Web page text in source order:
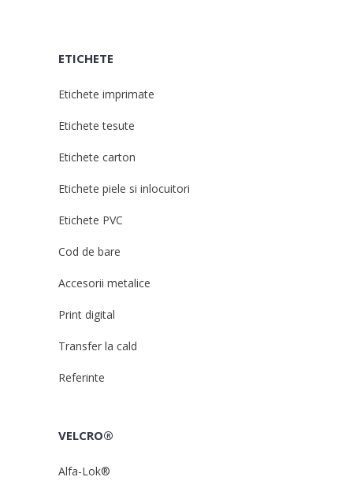
ETICHETE
Etichete imprimate
Etichete tesute
Etichete carton
Etichete piele si inlocuitori
Etichete PVC
Cod de bare
Accesorii metalice
Print digital
Transfer la cald
Referinte
VELCRO®
Alfa-Lok®